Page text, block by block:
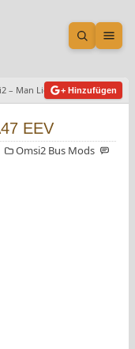
Suche
– Man Lions City M A47 EEV
+ Hinzufügen
EEV
Omsi2 Bus Mods